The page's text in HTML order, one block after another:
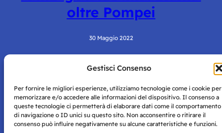
Gestisci Consenso
Per fornire le migliori esperienze, utilizziamo tecnologie come i cookie per
memorizzare e/o accedere alle informazioni del dispositivo. Il consenso a
queste tecnologie ci permetterà di elaborare dati come il comportamento
di navigazione o ID unici su questo sito. Non acconsentire o ritirare il
consenso può influire negativamente su alcune caratteristiche e funzioni.
oltre Pompei
30 Maggio 2022